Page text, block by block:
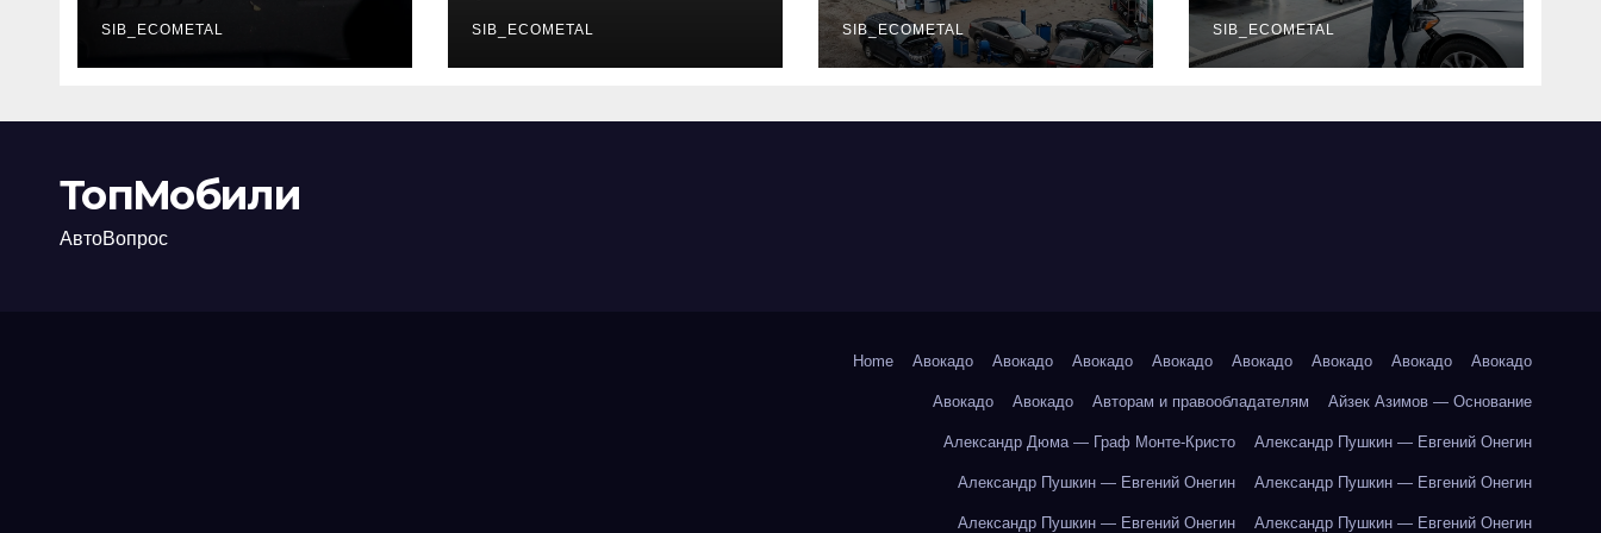
каково их
основное
назначение
SIB_ECOMETAL
актуальных
профессий
SIB_ECOMETAL
описание услуг и
режим работы
SIB_ECOMETAL
наличие
оригинальных
запчастей
сроки выполнения
SIB_ECOMETAL
ТопМобили
АвтоВопрос
Home Авокадо Авокадо Авокадо Авокадо Авокадо Авокадо Авокадо Авокадо
Авокадо Авокадо Авторам и правообладателям Айзек Азимов — Основание
Александр Дюма — Граф Монте-Кристо Александр Пушкин — Евгений Онегин
Александр Пушкин — Евгений Онегин Александр Пушкин — Евгений Онегин
Александр Пушкин — Евгений Онегин Александр Пушкин — Евгений Онегин